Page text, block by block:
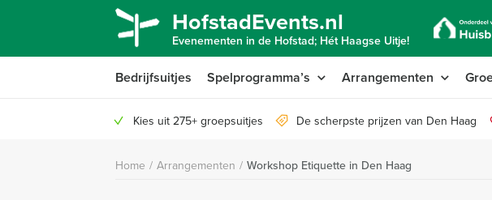
HofstadEvents.nl
Evenementen in de Hofstad; Hét Haagse Uitje!
Bedrijfsuitjes Spelprogramma’s Arrangementen
Kies uit 275+ groepsuitjes De scherpste prijzen van Den Haag
Home / Arrangementen / Workshop Etiquette in Den Haag